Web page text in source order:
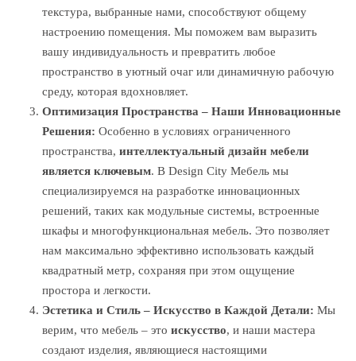
текстура, выбранные нами, способствуют общему
настроению помещения. Мы поможем вам выразить
вашу индивидуальность и превратить любое
пространство в уютный очаг или динамичную рабочую
среду, которая вдохновляет.
Оптимизация Пространства – Наши Инновационные
Решения: Особенно в условиях ограниченного
пространства,интеллектуальный дизайн мебели
является ключевым. В Design City Мебель мы
специализируемся на разработке инновационных
решений, таких как модульные системы, встроенные
шкафы и многофункциональная мебель. Это позволяет
нам максимально эффективно использовать каждый
квадратный метр, сохраняя при этом ощущение
простора и легкости.
Эстетика и Стиль – Искусство в Каждой Детали: Мы
верим, что мебель – этоискусство, и наши мастера
создают изделия, являющиеся настоящими